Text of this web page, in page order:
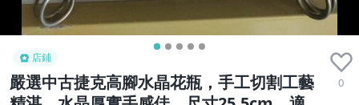
店鋪
嚴選中古捷克高腳水晶花瓶，手工切割工藝
0